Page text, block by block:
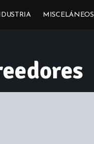
MISCELÁNEOS